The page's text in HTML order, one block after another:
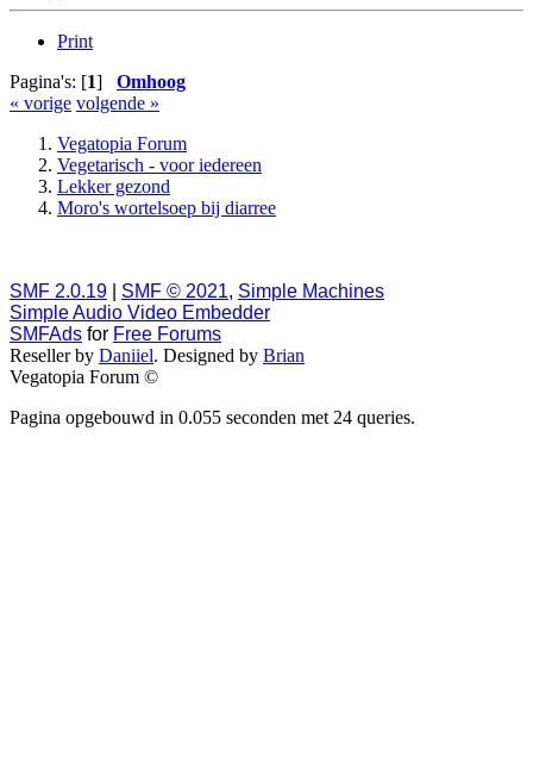
Print
Pagina's: [1] Omhoog
« vorige volgende »
Vegatopia Forum
Vegetarisch - voor iedereen
Lekker gezond
Moro's wortelsoep bij diarree
SMF 2.0.19 SMF © 2021, Simple Machines
Simple Audio Video Embedder
SMFAds for Free Forums
Reseller by Daniiel. Designed by Brian
Vegatopia Forum ©
Pagina opgebouwd in 0.055 seconden met 24 queries.